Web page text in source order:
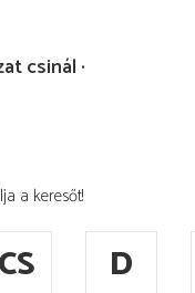
csinál
a keresőt!
CS D